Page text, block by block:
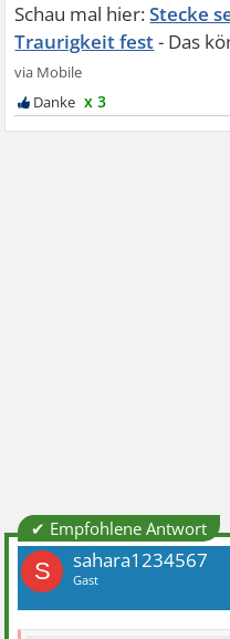
Stecke
Traurigkeit fest
x 3
✔ Empfohlene Antwort
S sahara1234567
Gast